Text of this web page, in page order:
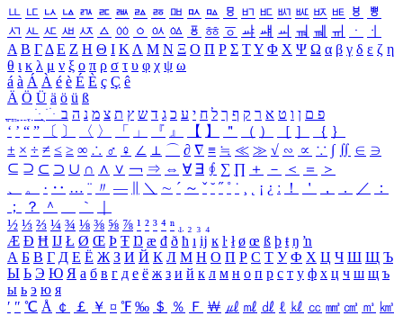
ㅥ ㅦ ㅧ ㅨ ㅩ ㅪ ㅫ ㅬ ㅭ ㅮ ㅯ ㅰ ㅱ ㅲ ㅳ ㅴ ㅵ ㅶ ㅷ ㅸ
ㅹ
ㅺ ㅻ ㅼ ㅽ ㅾ ㅿ ㆀ ㆁ ㆂ ㆃ ㆄ ㆅ ㆆ ㆇ ㆈ ㆉ ㆊ ㆋ ㆌ ㆍ
ㆎ
Α Β ΓΔ Ε Ζ Η Θ Ι ΚΛ Μ Ν Ξ Ο Π Ρ Σ ΤΥ Φ Χ Ψ Ω α β γ δ ε ζ η
θ ι κ λ μ ν ξ ο π ρ σ τ υ φ χ ψ ω
á à Á À é è É È ç Ç ê
Ä Ö Ü ä ö ü ß
ִֶֹ ֻּ ׁׂ פ ם ן ו ט א ר ק ף ך ל ח י ע כ ג ד ש ץ ת צ מ נ ה ב
‘ ’ “ ” 〔 〕 〈 〉 「 」 『 』 【 】 ＂ （ ） ［ ］ ｛ ｝
± × ÷ ≠ ≤ ≥ ∞ ∴ ♂ ♀ ∠ ⊥ ⌒ ∂ ∇ ≡ ≒ ≪ ≫ √ ∽ ∝ ∵ ∫ ∬ ∈ ∋
⊆ ⊇ ⊂ ⊃ ∪ ∩ ∧ ∨ ￢ ⇒ ⇔ ∀ ∃ ∮ ∑ ∏ ＋ － ＜ ＝
＞
、
。 · ‥ … ¨ 〃 ― ＼ ∼ ´ ～ ˇ ˘ ˝ ˚ ˙ ¸ ¡ ¿ ː ！ ＇ ， ． ／
：
；
？ ＾ ｀
½ ⅓ ⅔ ¼ ¾ ⅛ ⅜ ⅝ ⅞ ¹ ² ³ ⁴ ⁿ ₁ ₂ ₃ ₄
Æ Ð Ħ Ĳ Ł Ø Œ Þ Ŧ Ŋ æ đ ð ħ ı ĳ ĸ ŀ ł ø œ ß þ ŧ ŋ ŉ
А Б В Г Д Е Ё Ж З И Й К Л М Н О П Р С Т У Ф Х Ц Ч Ш Щ Ъ
Ы Ь Э Ю Я а б в г д е ё ж з и й к л м н о п р с т у ф х ц ч ш щ ъ
ы ь э ю я
′ ″ ℃ Å ￠ ￡ ￥ ¤ ℉ ‰ ＄ ％ Ｆ ￦ ㎕ ㎖ ㎗ ℓ ㎘ ㏄ ㎣ ㎤ ㎥ ㎦